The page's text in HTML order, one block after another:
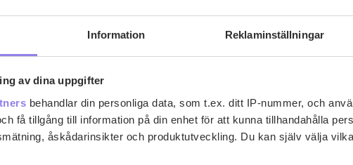
Information Reklaminställningar
av dina uppgifter
behandlar din personliga data, som t.ex. ditt IP-nummer, och
få tillgång till information på din enhet för att kunna tillhandahålla
åskådarinsikter och produktutveckling. Du kan själv välja
Viner vi tror du gillar